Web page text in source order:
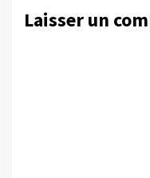
Laisser un